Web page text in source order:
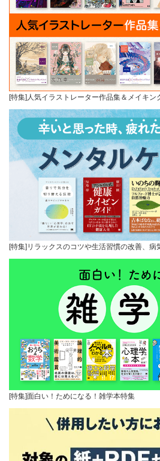
[特集]人気イラストレーター作品集＆メイキン
[特集]リラックスのコツや生活習慣の改善、
[特集]面白い！ためになる！雑学本特集